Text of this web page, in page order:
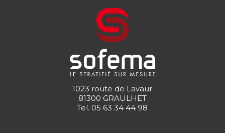
1023 route de Lavaur
81300 GRAULHET
Tel. 05 63 34 44 98